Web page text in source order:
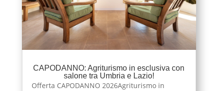
CAPODANNO: Agriturismo in esclusiva con
salone tra Umbria e Lazio!
Offerta CAPODANNO 2026Agriturismo in